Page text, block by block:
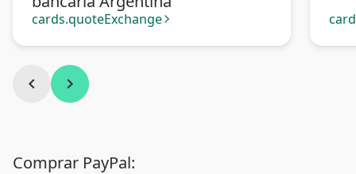
cards.quoteExchange arrow_forward_ios
chevron_left chevron_right
Comprar PayPal: